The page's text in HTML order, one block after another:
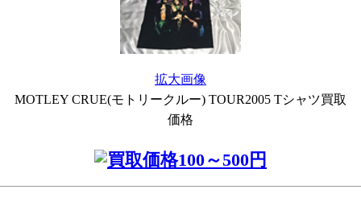
拡大画像
MOTLEY CRUE(モトリークルー) TOUR2005 Tシャツ買取
価格